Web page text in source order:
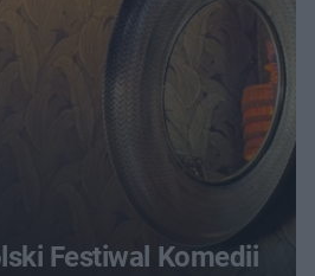
Festiwal Komedii